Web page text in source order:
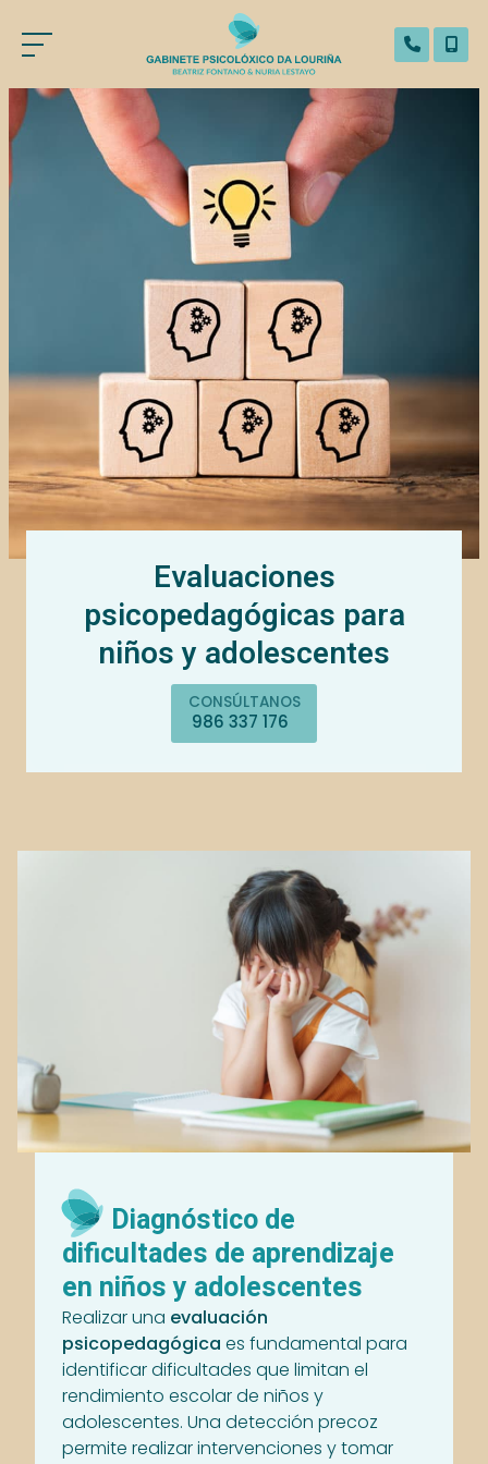
Evaluaciones
psicopedagógicas para
niños y adolescentes
CONSÚLTANOS
986 337 176
Diagnóstico de
dificultades de aprendizaje
en niños y adolescentes
Realizar una evaluación
psicopedagógica es fundamental para
identificar dificultades que limitan el
rendimiento escolar de niños y
adolescentes. Una detección precoz
permite realizar intervenciones y tomar